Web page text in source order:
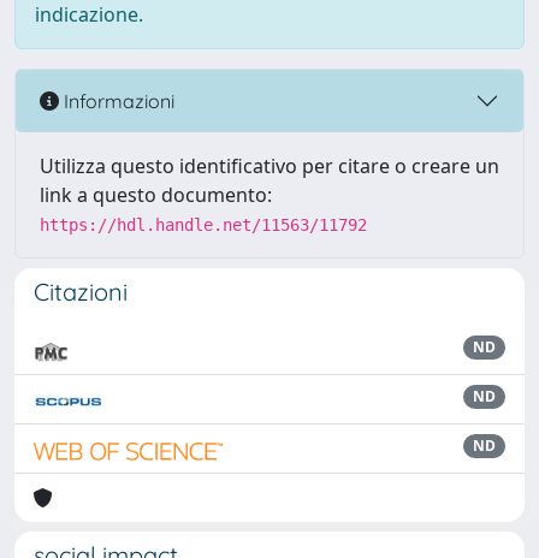
indicazione.
Informazioni
Utilizza questo identificativo per citare o creare un
link a questo documento:
https://hdl.handle.net/11563/11792
Citazioni
ND
ND
ND